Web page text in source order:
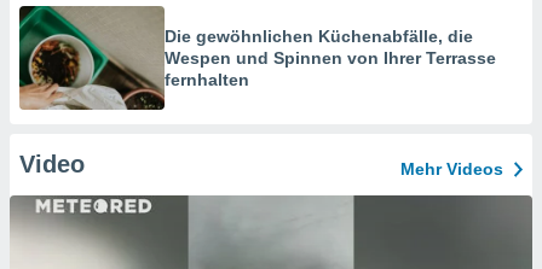
Die gewöhnlichen Küchenabfälle, die
Wespen und Spinnen von Ihrer Terrasse
fernhalten
Video Mehr Videos